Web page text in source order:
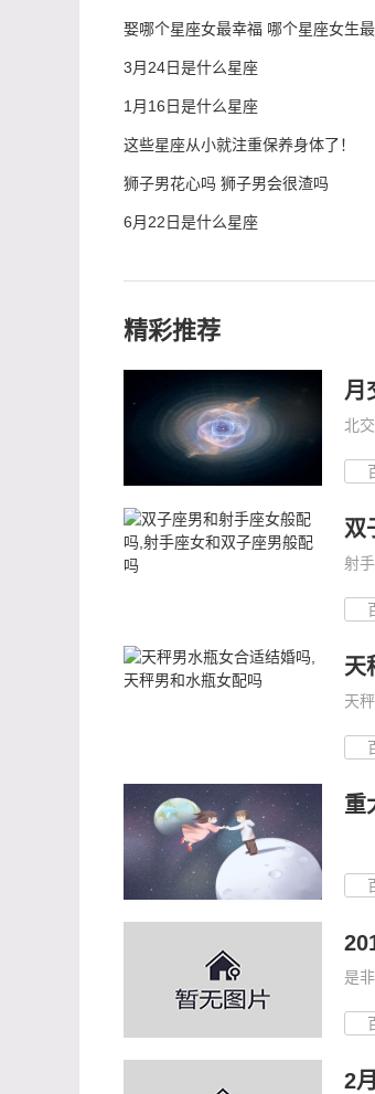
娶哪个星座女最幸福 哪个星座女生
3月24日是什么星座
1月16日是什么星座
这些星座从小就注重保养身体了！
狮子男花心吗 狮子男会很渣吗
6月22日是什么星座
精彩推荐
月
北
双
射
天
天
重
日
是
2